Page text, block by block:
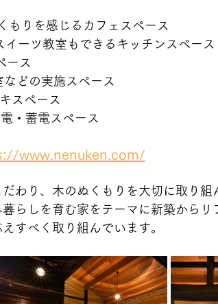
もりを感じるカフェスペース
ーツ教室もできるキッチンスペース
ース
どの実施スペース
スペース
・蓄電スペース
www.nenuken.com/
わり、木のぬくもりを大切に取り組
らしを育む家をテーマに新築からリ
すべく取り組んでいます。